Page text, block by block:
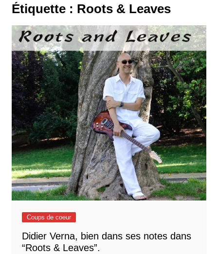
Étiquette : Roots & Leaves
Coups de coeur
Didier Verna, bien dans ses notes dans
“Roots & Leaves”.